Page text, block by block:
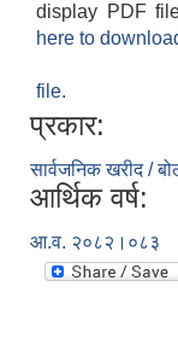
display PDF
here to
file.
प्रकार:
सार्वजनिक खरीद /
आर्थिक वर्ष:
आ.व. २०८२।०८३